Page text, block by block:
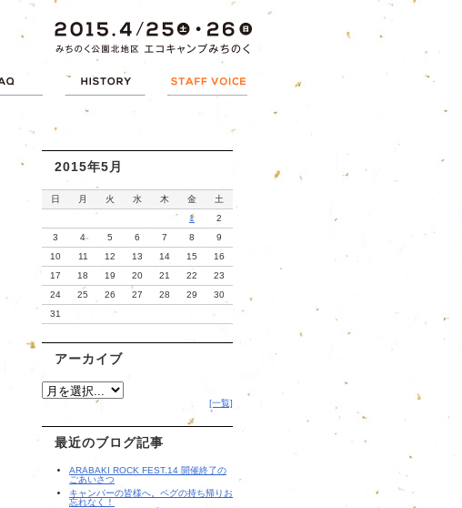
2015年5月
日 月 火 水 木 金
土
1
2
3
4 5 6 7 8
9
10
11 12 13 14 15
16
17
18 19 20 21 22
23
24
25 26 27 28 29
30
31
アーカイブ
[一覧]
最近のブログ記事
ARABAKI ROCK FEST.14 開催終了の
ごあいさつ
キャンパーの皆様へ。ペグの持ち帰りお
忘れなく！